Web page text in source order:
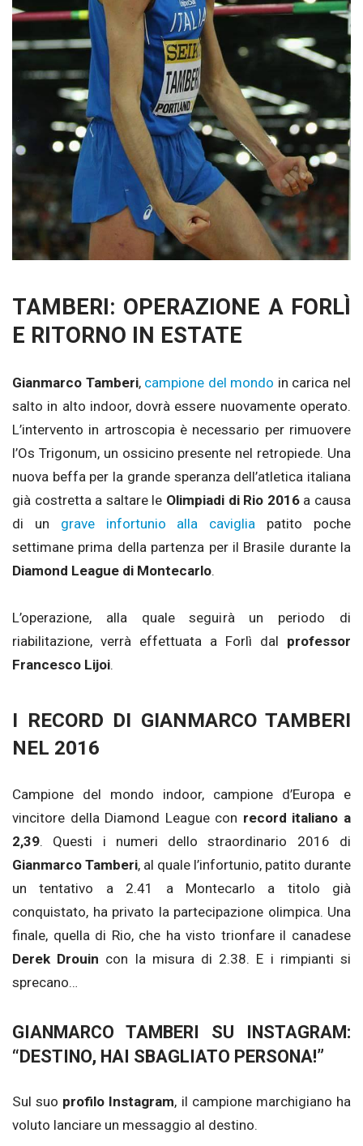
TAMBERI: OPERAZIONE A FORLÌ
E RITORNO IN ESTATE
Gianmarco Tamberi, campione del mondo in carica nel
salto in alto indoor, dovrà essere nuovamente operato.
L’intervento in artroscopia è necessario per rimuovere
l’Os Trigonum, un ossicino presente nel retropiede. Una
nuova beffa per la grande speranza dell’atletica italiana
già costretta a saltare le Olimpiadi di Rio 2016a causa
di un grave infortunio alla caviglia patito poche
settimane prima della partenza per il Brasile durante la
Diamond League di Montecarlo.
L’operazione, alla quale seguirà un periodo di
riabilitazione, verrà effettuata a Forlì dal professor
Francesco Lijoi.
I RECORD DI GIANMARCO TAMBERI
NEL 2016
Campione del mondo indoor, campione d’Europa e
vincitore della Diamond League con record italiano a
2,39. Questi i numeri dello straordinario 2016 di
Gianmarco Tamberi, al quale l’infortunio, patito durante
un tentativo a 2.41 a Montecarlo a titolo già
conquistato, ha privato la partecipazione olimpica. Una
finale, quella di Rio, che ha visto trionfare il canadese
Derek Drouin con la misura di 2.38. E i rimpianti si
sprecano…
GIANMARCO TAMBERI SU INSTAGRAM:
“DESTINO, HAI SBAGLIATO PERSONA!”
Sul suo profilo Instagram, il campione marchigiano ha
voluto lanciare un messaggio al destino.